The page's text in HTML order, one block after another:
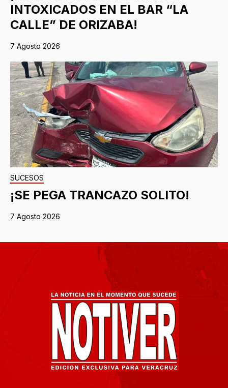
INTOXICADOS EN EL BAR “LA
CALLE” DE ORIZABA!
7 Agosto 2026
SUCESOS
¡SE PEGA TRANCAZO SOLITO!
7 Agosto 2026